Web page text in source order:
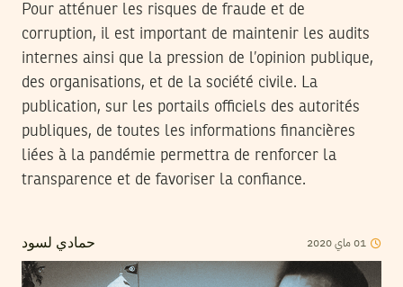
Pour atténuer les risques de fraude et de
corruption, il est important de maintenir les audits
internes ainsi que la pression de l’opinion publique,
des organisations, et de la société civile. La
publication, sur les portails officiels des autorités
publiques, de toutes les informations financières
liées à la pandémie permettra de renforcer la
transparence et de favoriser la confiance.
حمادي لسود 01ماي2020